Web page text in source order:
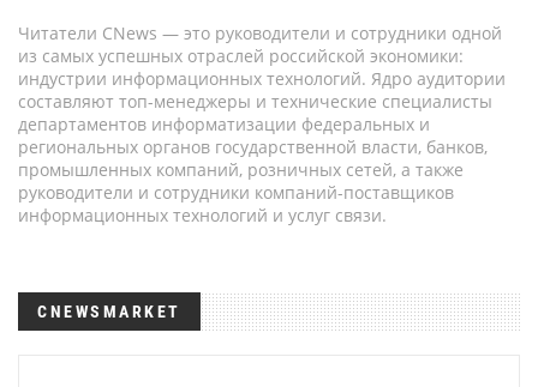
Читатели CNews — это руководители и сотрудники одной
из самых успешных отраслей российской экономики:
индустрии информационных технологий. Ядро аудитории
составляют топ-менеджеры и технические специалисты
департаментов информатизации федеральных и
региональных органов государственной власти, банков,
промышленных компаний, розничных сетей, а также
руководители и сотрудники компаний-поставщиков
информационных технологий и услуг связи.
CNEWSMARKET